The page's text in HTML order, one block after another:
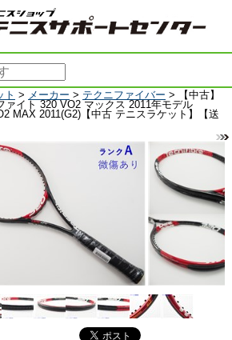
ト > メーカー > テクニファイバー > 【中古】
ァイト 320 VO2 マックス 2011年モデル
MAX 2011(G2)【中古 テニスラケット】【送